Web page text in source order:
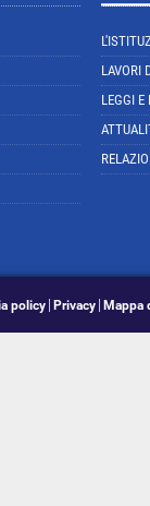
LAVORI
LEGGI E
policy Privacy Mappa